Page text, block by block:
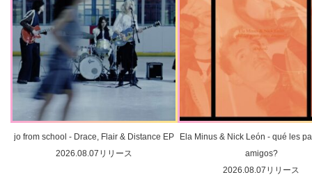
jo from school - Drace, Flair & Distance EP
2026.08.07リリース
Ela Minus & Nick León - qué les
amigos?
2026.08.07リリース